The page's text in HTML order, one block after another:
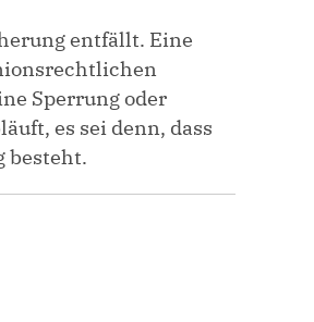
entfällt. Eine
Sperrung oder
es sei denn, dass
besteht.